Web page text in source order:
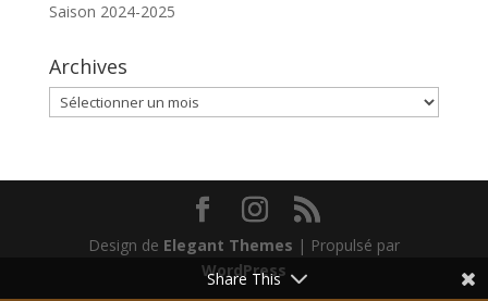
Saison 2024-2025
Archives
Archives
Design de Elegant Themes | Propulsé par
WordPress
Share This